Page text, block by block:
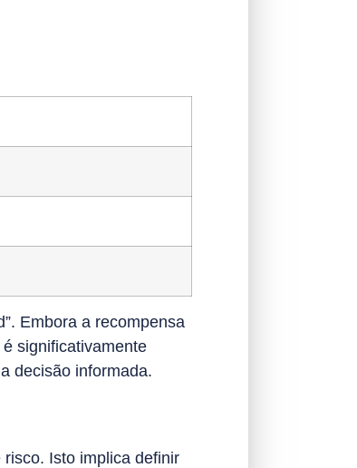
Embora a recompensa
significativamente
decisão informada.
risco. Isto implica definir